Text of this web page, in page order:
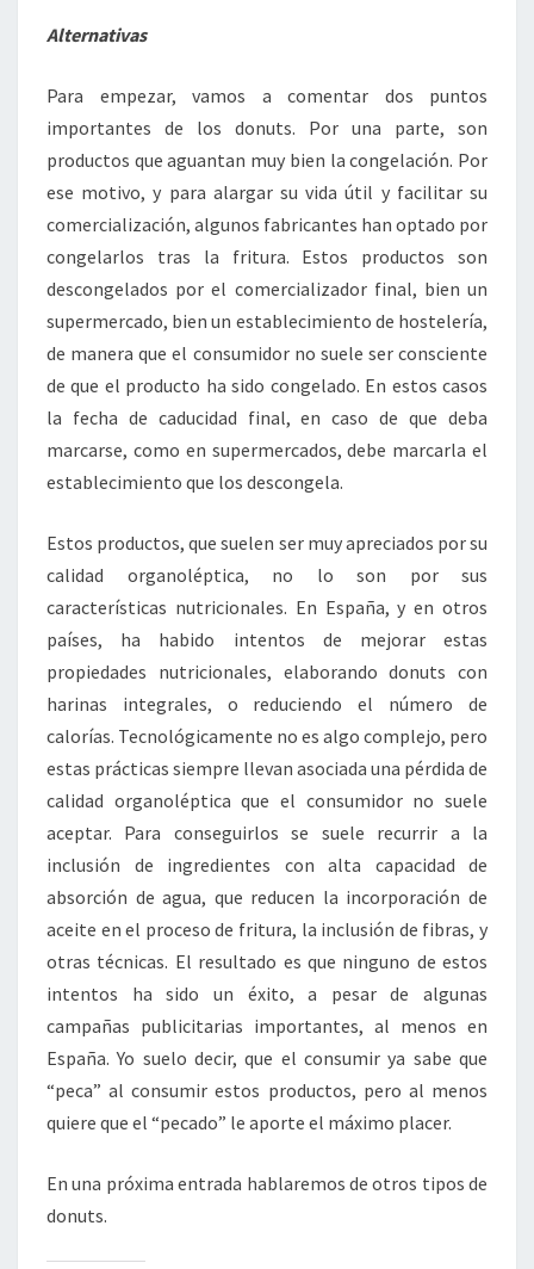
Alternativas
Para empezar, vamos a comentar dos puntos
importantes de los donuts. Por una parte, son
productos que aguantan muy bien la congelación. Por
ese motivo, y para alargar su vida útil y facilitar su
comercialización, algunos fabricantes han optado por
congelarlos tras la fritura. Estos productos son
descongelados por el comercializador final, bien un
supermercado, bien un establecimiento de hostelería,
de manera que el consumidor no suele ser consciente
de que el producto ha sido congelado. En estos casos
la fecha de caducidad final, en caso de que deba
marcarse, como en supermercados, debe marcarla el
establecimiento que los descongela.
Estos productos, que suelen ser muy apreciados por su
calidad organoléptica, no lo son por sus
características nutricionales. En España, y en otros
países, ha habido intentos de mejorar estas
propiedades nutricionales, elaborando donuts con
harinas integrales, o reduciendo el número de
calorías. Tecnológicamente no es algo complejo, pero
estas prácticas siempre llevan asociada una pérdida de
calidad organoléptica que el consumidor no suele
aceptar. Para conseguirlos se suele recurrir a la
inclusión de ingredientes con alta capacidad de
absorción de agua, que reducen la incorporación de
aceite en el proceso de fritura, la inclusión de fibras, y
otras técnicas. El resultado es que ninguno de estos
intentos ha sido un éxito, a pesar de algunas
campañas publicitarias importantes, al menos en
España. Yo suelo decir, que el consumir ya sabe que
“peca” al consumir estos productos, pero al menos
quiere que el “pecado” le aporte el máximo placer.
En una próxima entrada hablaremos de otros tipos de
donuts.